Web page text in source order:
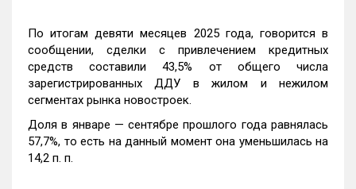
По итогам девяти месяцев 2025 года, говорится в
сообщении, сделки с привлечением кредитных
средств составили 43,5% от общего числа
зарегистрированных ДДУ в жилом и нежилом
сегментах рынка новостроек.
Доля в январе — сентябре прошлого года равнялась
57,7%, то есть на данный момент она уменьшилась на
14,2 п. п.